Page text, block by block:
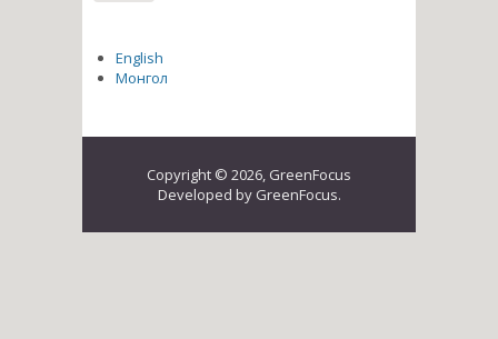
English
Монгол
Copyright © 2026, GreenFocus
Developed by GreenFocus.